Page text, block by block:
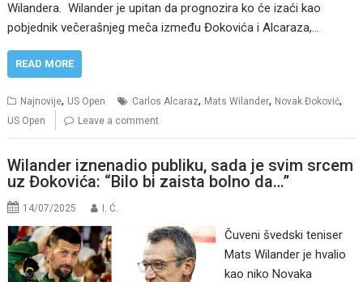
Wilandera. Wilander je upitan da prognozira ko će izaći kao
pobjednik večerašnjeg meča između Đokovića i Alcaraza,…
READ MORE
Najnovije, US Open Carlos Alcaraz, Mats Wilander, Novak Đoković,
US Open Leave a comment
Wilander iznenadio publiku, sada je svim srcem
uz Đokovića: “Bilo bi zaista bolno da…”
14/07/2025 I. Ć.
Čuveni švedski teniser
Mats Wilander je hvalio
kao niko Novaka